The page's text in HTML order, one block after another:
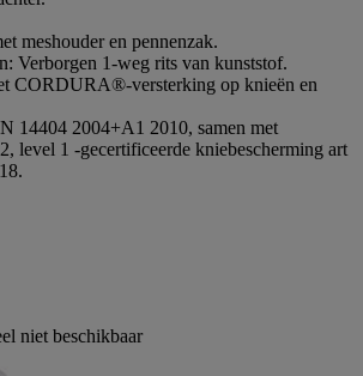
meshouder en pennenzak.
Verborgen 1-weg rits van kunststof.
CORDURA®-versterking op knieën en
14404 2004+A1 2010, samen met
level 1 -gecertificeerde kniebescherming art
niet beschikbaar